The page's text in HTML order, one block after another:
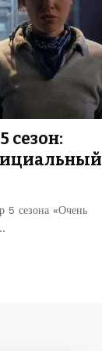
сезон:
5 сезона «Очень